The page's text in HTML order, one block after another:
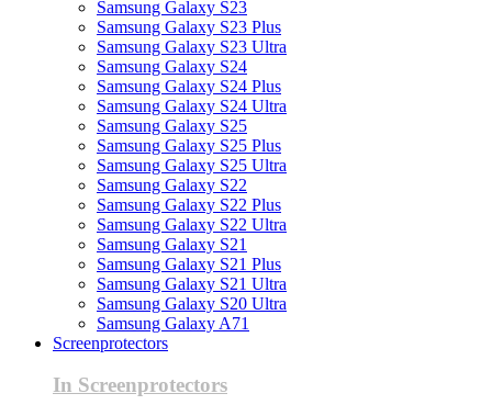
Samsung Galaxy S23
Samsung Galaxy S23 Plus
Samsung Galaxy S23 Ultra
Samsung Galaxy S24
Samsung Galaxy S24 Plus
Samsung Galaxy S24 Ultra
Samsung Galaxy S25
Samsung Galaxy S25 Plus
Samsung Galaxy S25 Ultra
Samsung Galaxy S22
Samsung Galaxy S22 Plus
Samsung Galaxy S22 Ultra
Samsung Galaxy S21
Samsung Galaxy S21 Plus
Samsung Galaxy S21 Ultra
Samsung Galaxy S20 Ultra
Samsung Galaxy A71
Screenprotectors
In Screenprotectors